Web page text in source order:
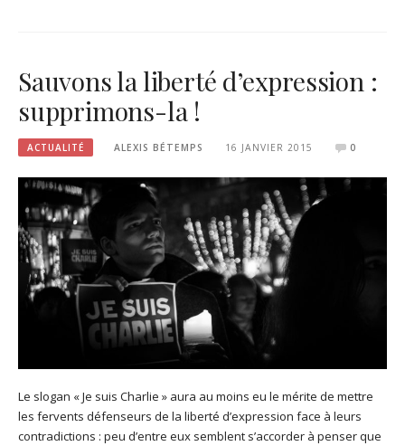
Sauvons la liberté d’expression :
supprimons-la !
ACTUALITÉ ALEXIS BÉTEMPS 16 JANVIER 2015 0
Le slogan « Je suis Charlie » aura au moins eu le mérite de mettre
les fervents défenseurs de la liberté d’expression face à leurs
contradictions : peu d’entre eux semblent s’accorder à penser que